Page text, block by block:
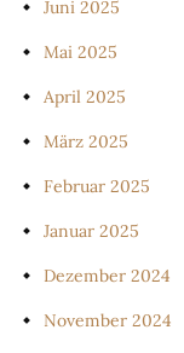
Juni 2025
Mai 2025
April 2025
März 2025
Februar 2025
Januar 2025
Dezember 2024
November 2024